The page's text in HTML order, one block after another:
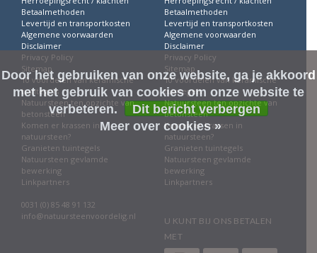
Betaalmethoden
Levertijd en transportkosten
Algemene voorwaarden
Disclaimer
Privacy Policy
Sitemap
10 voordelen van keramische
tuintegels
Natuursteen ten opzichte van
betonsteen
Komen er krassen in
natuursteen?
Granieten tuintegels
Natuursteen gevlamde
bewerking
Linkpartners
0031 (0) 85 48 91 132
info@natuursteenvoordelig.nl
Betaalmethoden
Levertijd en transportkosten
Algemene voorwaarden
Disclaimer
Privacy Policy
Sitemap
10 voordelen van keramische
tuintegels
Natuursteen ten opzichte van
betonsteen
Komen er krassen in
natuursteen?
Granieten tuintegels
Natuursteen gevlamde
bewerking
Linkpartners
U KUNT BIJ ONS BETALEN
MET
Door het gebruiken van onze website, ga je akkoord
met het gebruik van cookies om onze website te
verbeteren.
Dit bericht verbergen
Meer over cookies »